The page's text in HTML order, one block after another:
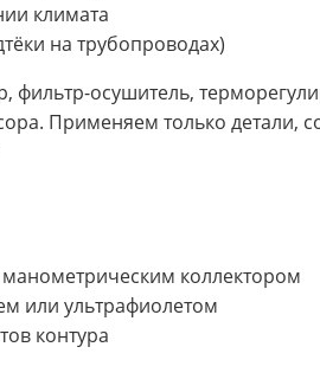
климата
на трубопроводах)
осушитель,
Применяем только детали,
коллектором
или ультрафиолетом
контура